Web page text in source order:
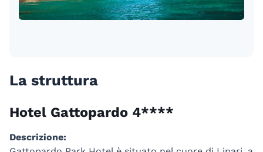
La struttura
Hotel Gattopardo 4****
Descrizione: